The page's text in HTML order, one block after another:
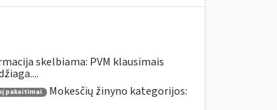
skelbiama: PVM klausimais
pakeitimai
Mokesčių žinyno kategorijos: